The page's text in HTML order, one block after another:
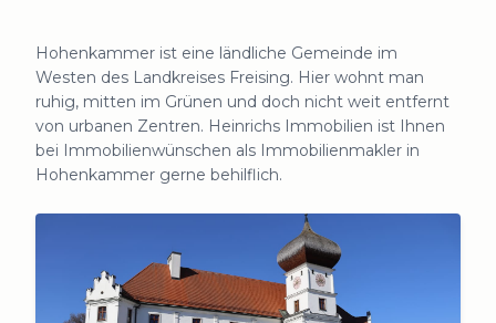
Hohenkammer ist eine ländliche Gemeinde im
Westen des Landkreises Freising. Hier wohnt man
ruhig, mitten im Grünen und doch nicht weit entfernt
von urbanen Zentren. Heinrichs Immobilien ist Ihnen
bei Immobilienwünschen als Immobilienmakler in
Hohenkammer gerne behilflich.